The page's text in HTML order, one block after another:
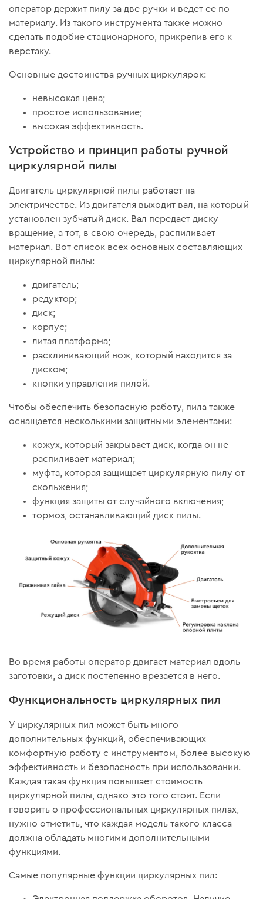
оператор держит пилу за две ручки и ведет ее по
материалу. Из такого инструмента также можно
сделать подобие стационарного, прикрепив его к
верстаку.
Основные достоинства ручных циркулярок:
невысокая цена;
простое использование;
высокая эффективность.
Устройство и принцип работы ручной
циркулярной пилы
Двигатель циркулярной пилы работает на
электричестве. Из двигателя выходит вал, на который
установлен зубчатый диск. Вал передает диску
вращение, а тот, в свою очередь, распиливает
материал. Вот список всех основных составляющих
циркулярной пилы:
двигатель;
редуктор;
диск;
корпус;
литая платформа;
расклинивающий нож, который находится за
диском;
кнопки управления пилой.
Чтобы обеспечить безопасную работу, пила также
оснащается несколькими защитными элементами:
кожух, который закрывает диск, когда он не
распиливает материал;
муфта, которая защищает циркулярную пилу от
скольжения;
функция защиты от случайного включения;
тормоз, останавливающий диск пилы.
Во время работы оператор двигает материал вдоль
заготовки, а диск постепенно врезается в него.
Функциональность циркулярных пил
У циркулярных пил может быть много
дополнительных функций, обеспечивающих
комфортную работу с инструментом, более высокую
эффективность и безопасность при использовании.
Каждая такая функция повышает стоимость
циркулярной пилы, однако это того стоит. Если
говорить о профессиональных циркулярных пилах,
нужно отметить, что каждая модель такого класса
должна обладать многими дополнительными
функциями.
Самые популярные функции циркулярных пил: